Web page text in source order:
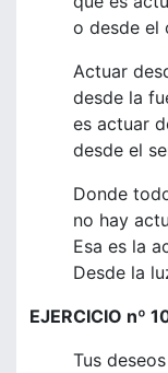
o desde el
Actuar
desde la
es actuar
desde el
Donde
no hay
Esa es la
Desde la
EJERCICIO nº
Tus